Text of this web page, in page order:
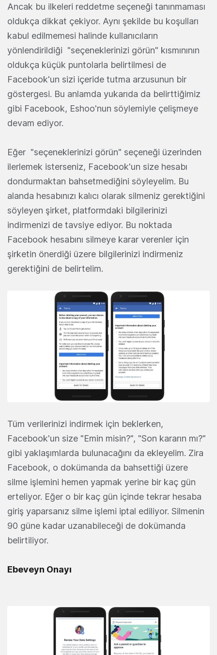
Ancak bu ilkeleri reddetme seçeneği tanınmaması
oldukça dikkat çekiyor. Aynı şekilde bu koşulları
kabul edilmemesi halinde kullanıcıların
yönlendirildiği "seçeneklerinizi görün" kısmınının
oldukça küçük puntolarla belirtilmesi de
Facebook'un sizi içeride tutma arzusunun bir
göstergesi. Bu anlamda yukarıda da belirttiğimiz
gibi Facebook, Eshoo'nun söylemiyle çelişmeye
devam ediyor.
Eğer "seçeneklerinizi görün" seçeneği üzerinden
ilerlemek isterseniz, Facebook'un size hesabı
dondurmaktan bahsetmediğini söyleyelim. Bu
alanda hesabınızı kalıcı olarak silmeniz gerektiğini
söyleyen şirket, platformdaki bilgilerinizi
indirmenizi de tavsiye ediyor. Bu noktada
Facebook hesabını silmeye karar verenler için
şirketin önerdiği üzere bilgilerinizi indirmeniz
gerektiğini de belirtelim.
Tüm verilerinizi indirmek için beklerken,
Facebook'un size "Emin misin?", "Son kararın mı?"
gibi yaklaşımlarda bulunacağını da ekleyelim. Zira
Facebook, o dokümanda da bahsettiği üzere
silme işlemini hemen yapmak yerine bir kaç gün
erteliyor. Eğer o bir kaç gün içinde tekrar hesaba
giriş yaparsanız silme işlemi iptal ediliyor. Silmenin
90 güne kadar uzanabileceği de dokümanda
belirtiliyor.
Ebeveyn Onayı